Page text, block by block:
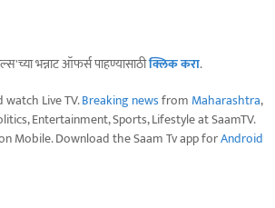
भन्नाट ऑफर्स पाहण्यासाठीक्लिक करा.
watch Live TV.Breaking newsfrom Maharashtra,
Entertainment, Sports, Lifestyle at SaamTV.
Mobile. Download the Saam Tv app forAndroid